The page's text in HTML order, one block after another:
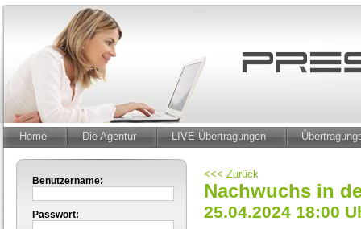
Home Die Agentur LIVE-Übertragungen
Benutzername:
Passwort:
<<< Zurück
Nachwuchs in
25.04.2024 18:00